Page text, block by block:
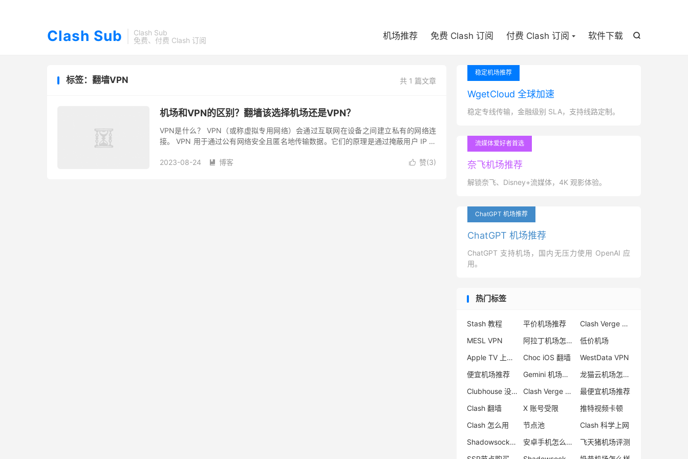
Clash Sub
Clash Sub
免费、付费 Clash 订阅

机场推荐 免费 Clash 订阅 付费 Clash 订阅 软件下载
共 1 篇文章
标签：翻墙VPN
机场和VPN的区别？翻墙该选择机场还是VPN？
VPN是什么？ VPN（或称虚拟专用网络）会通过互联网在设备之间建立私有的网络连
接。 VPN 用于通过公有网络安全且匿名地传输数据。它们的原理是通过掩蔽用户 IP 地
 赞(3)
2023-08-24  博客
稳定机场推荐
WgetCloud 全球加速
稳定专线传输，金融级别 SLA，支持线路定制。
流媒体爱好者首选
奈飞机场推荐
解锁奈飞、Disney+流媒体，4K 观影体验。
ChatGPT 机场推荐
ChatGPT 机场推荐
ChatGPT 支持机场，国内无压力使用 OpenAI 应
用。
热门标签
Stash 教程 平价机场推荐
Clash Verge 下载
MESL VPN
阿拉丁机场怎么样
低价机场
Apple TV 上安装 Stash
Choc iOS 翻墙
WestData VPN
便宜机场推荐
Gemini 机场推荐
龙猫云机场怎么样
Clubhouse 没声音
Clash Verge 官网
最便宜机场推荐
Clash 翻墙
X 账号受限
推特视频卡顿
Clash 怎么用
节点池
Clash 科学上网
Shadowsocks 2022 AEAD
安卓手机怎么翻墙
飞天猪机场评测